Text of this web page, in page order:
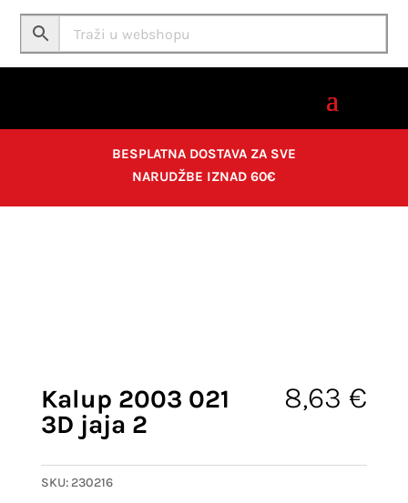
BESPLATNA DOSTAVA ZA SVE
NARUDŽBE IZNAD 60€
Kalup 2003 021
3D jaja 2
8,63 €
SKU: 230216